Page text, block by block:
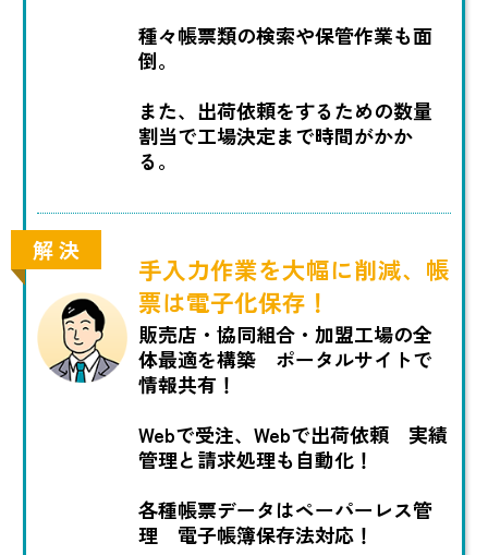
種々帳票類の検索や保管作業も面
倒。
また、出荷依頼をするための数量
割当で工場決定まで時間がかか
る。
解 決
手入力作業を大幅に削減、帳
票は電子化保存！
販売店・協同組合・加盟工場の全
体最適を構築 ポータルサイトで
情報共有！
Webで受注、Webで出荷依頼 実績
管理と請求処理も自動化！
各種帳票データはペーパーレス管
理 電子帳簿保存法対応！